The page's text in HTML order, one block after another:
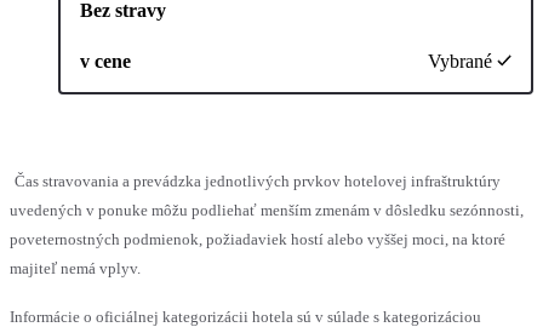
Bez stravy
v cene Vybrané
Čas stravovania a prevádzka jednotlivých prvkov hotelovej infraštruktúry
uvedených v ponuke môžu podliehať menším zmenám v dôsledku sezónnosti,
poveternostných podmienok, požiadaviek hostí alebo vyššej moci, na ktoré
majiteľ nemá vplyv.
Informácie o oficiálnej kategorizácii hotela sú v súlade s kategorizáciou